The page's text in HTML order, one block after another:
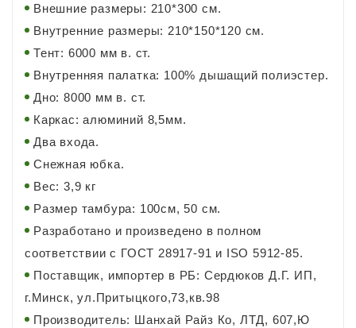
Внешние размеры: 210*300 см.
Внутренние размеры: 210*150*120 см.
Тент: 6000 мм в. ст.
Внутренняя палатка: 100% дышащий полиэстер.
Дно: 8000 мм в. ст.
Каркас: алюминий 8,5мм.
Два входа.
Снежная юбка.
Вес: 3,9 кг
Размер тамбура: 100см, 50 см.
Разработано и произведено в полном
соответствии с ГОСТ 28917-91 и ISO 5912-85.
Поставщик, импортер в РБ: Сердюков Д.Г. ИП,
г.Минск, ул.Притыцкого,73,кв.98
Производитель: Шанхай Райз Ко, ЛТД, 607,Ю